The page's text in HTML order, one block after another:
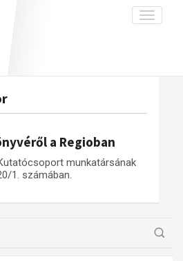
Toggle
megszilárdulása
és emlékezet
a Regioban
munkatársának
1. számában.